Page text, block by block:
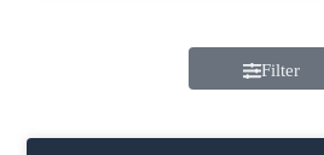
Filter